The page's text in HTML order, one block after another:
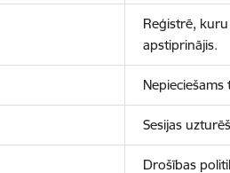
Reģistrē,
apstiprinājis.
Sesijas
Drošības